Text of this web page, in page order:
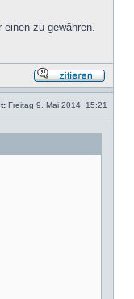
zu gewähren.
Freitag 9. Mai 2014, 15:21